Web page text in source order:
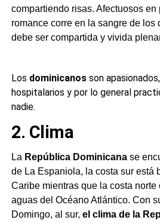
compartiendo risas. Afectuosos en
romance corre en la sangre de los
debe ser compartida y vivida
Los dominicanosson
hospitalarios y por lo general
nadie.
2. Clima
La República Dominicanase
de La Espaniola, la costa sur está
Caribe mientras que la costa norte
aguas del Océano Atlántico. Con
Domingo, al sur, el clima de la